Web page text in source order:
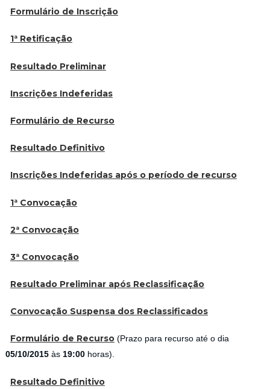
Formulário de Inscrição
1ª Retificação
Resultado Preliminar
Inscrições Indeferidas
Formulário de Recurso
Resultado Definitivo
Inscrições Indeferidas após o período de recurso
1ª Convocação
2ª Convocação
3ª Convocação
Resultado Preliminar após Reclassificação
Convocação Suspensa dos Reclassificados
Formulário de Recurso (Prazo para recurso até o dia
05/10/2015 às 19:00 horas).
Resultado Definitivo